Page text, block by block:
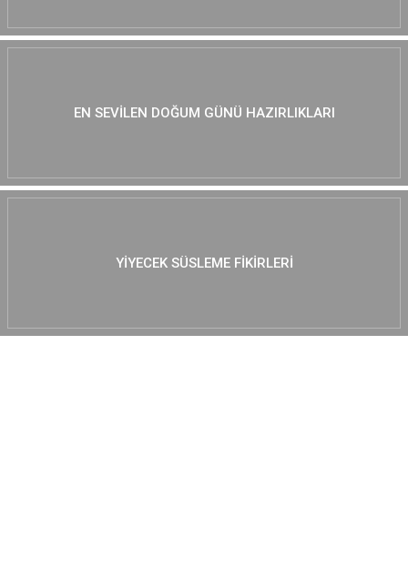
EN SEVILEN DOĞUM GÜNÜ HAZIRLIKLARI
YIYECEK SÜSLEME FIKIRLERI